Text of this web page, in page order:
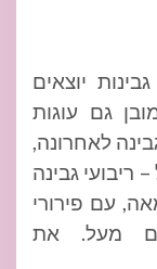
יוצאים
גם עוגות
לאחרונה,
ריבועי גבינה
עם פירורי
מעל. את